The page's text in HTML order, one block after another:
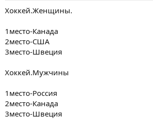
Хоккей.Женщины.
1место-Канада
2место-США
3место-Швеция
Хоккей.Мужчины
1место-Россия
2место-Канада
3место-Швеция